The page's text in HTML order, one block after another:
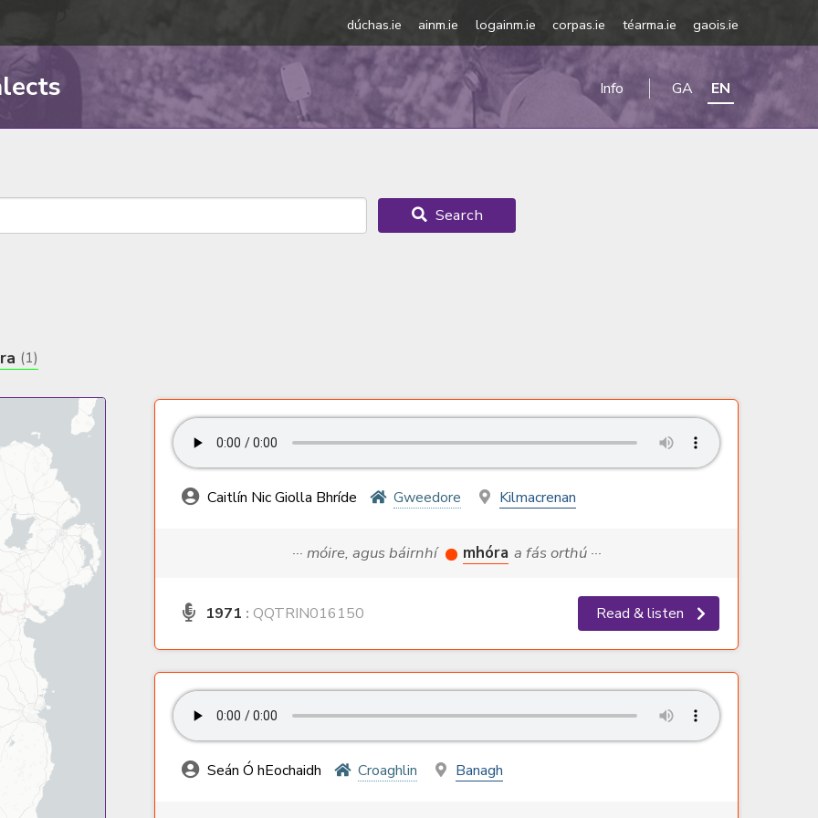
dúchas.ie ainm.ie logainm.ie corpas.ie téarma.ie gaois.ie
Info GA EN
Search
(1)
Caitlín Nic Giolla Bhríde Gweedore Kilmacrenan
··· móire, agus báirnhí mhóra a fás orthú ···
1971 : QQTRIN016150 Read & listen
Seán Ó hEochaidh Croaghlin Banagh